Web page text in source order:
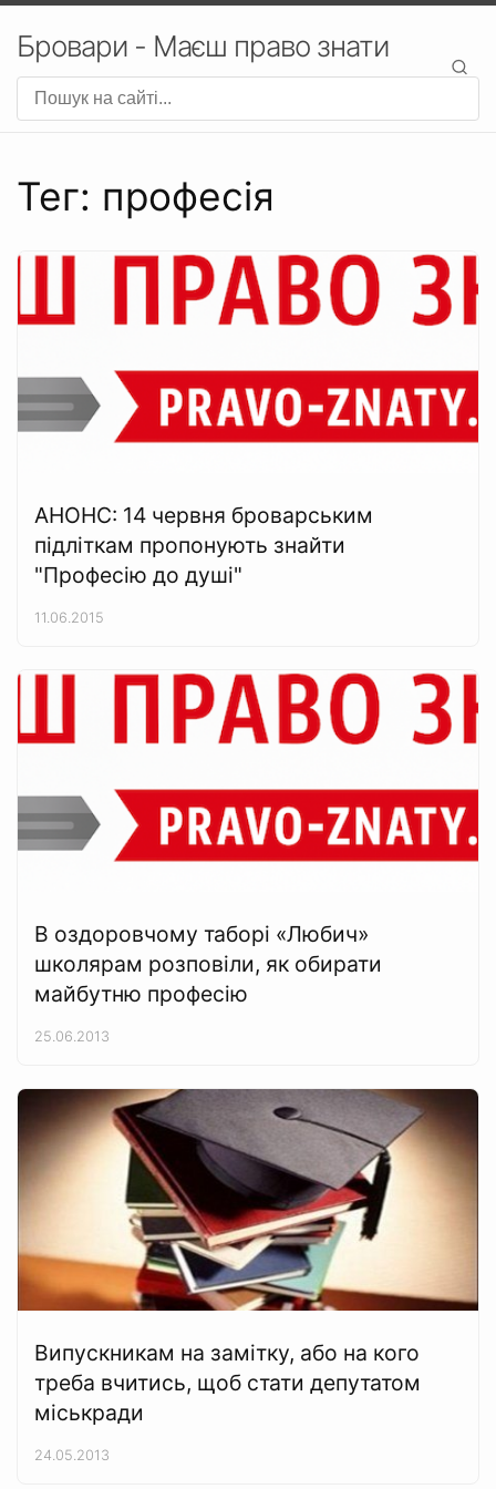
Бровари - Маєш право знати
Тег: професія
АНОНС: 14 червня броварським
підліткам пропонують знайти
"Професію до душі"
11.06.2015
В оздоровчому таборі «Любич»
школярам розповіли, як обирати
майбутню професію
25.06.2013
Випускникам на замітку, або на кого
треба вчитись, щоб стати депутатом
міськради
24.05.2013